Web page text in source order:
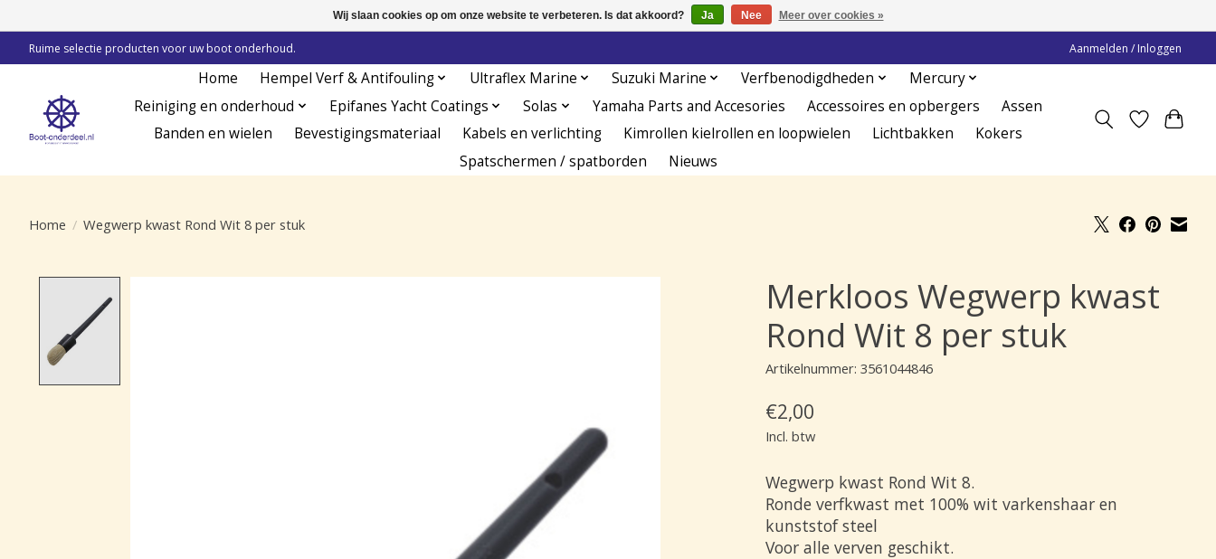
Ruime selectie producten voor uw boot onderhoud. Aanmelden / Inloggen
Home Hempel Verf & Antifouling Ultraflex Marine Suzuki Marine Verfbenodigdheden
Mercury
Reiniging en onderhoud
Epifanes Yacht Coatings Solas Yamaha Parts and Accesories Accessoires en opbergers
Assen
Banden en wielen
Bevestigingsmateriaal Kabels en verlichting Kimrollen kielrollen en loopwielen Lichtbakken
Kokers
Spatschermen / spatborden
Nieuws
Home / Wegwerp kwast Rond Wit 8 per stuk
Merkloos Wegwerp kwast
Rond Wit 8 per stuk
Artikelnummer: 3561044846
€2,00
Incl. btw
Wegwerp kwast Rond Wit 8.
Ronde verfkwast met 100% wit varkenshaar en
kunststof steel
Voor alle verven geschikt.
Wij slaan cookies op om onze website te verbeteren. Is dat akkoord? Ja Nee Meer over cookies »